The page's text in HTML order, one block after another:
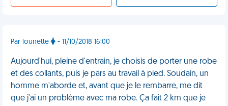
Par lounette - 11/10/2018 16:00
Aujourd'hui, pleine d'entrain, je choisis de porter une robe
et des collants, puis je pars au travail à pied. Soudain, un
homme m'aborde et, avant que je le rembarre, me dit
que j'ai un problème avec ma robe. Ça fait 2 km que je